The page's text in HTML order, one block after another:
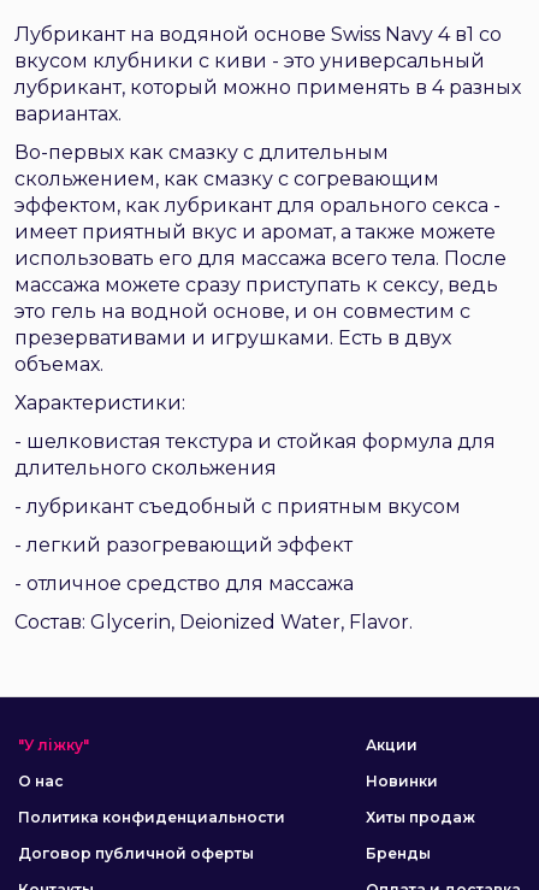
Лубрикант на водяной основе Swiss Navy 4 в1 со
вкусом клубники с киви - это универсальный
лубрикант, который можно применять в 4 разных
вариантах.
Во-первых как смазку с длительным
скольжением, как смазку с согревающим
эффектом, как лубрикант для орального секса -
имеет приятный вкус и аромат, а также можете
использовать его для массажа всего тела. После
массажа можете сразу приступать к сексу, ведь
это гель на водной основе, и он совместим с
презервативами и игрушками. Есть в двух
объемах.
Характеристики:
- шелковистая текстура и стойкая формула для
длительного скольжения
- лубрикант съедобный с приятным вкусом
- легкий разогревающий эффект
- отличное средство для массажа
Состав: Glycerin, Deionized Water, Flavor.
"У ліжку"
О нас
Политика конфиденциальности
Договор публичной оферты
Акции
Новинки
Хиты продаж
Бренды